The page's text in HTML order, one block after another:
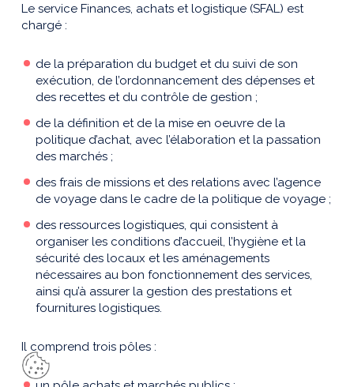
Le service Finances, achats et logistique (SFAL) est
chargé :
de la préparation du budget et du suivi de son
exécution, de l’ordonnancement des dépenses et
des recettes et du contrôle de gestion ;
de la définition et de la mise en oeuvre de la
politique d’achat, avec l’élaboration et la passation
des marchés ;
des frais de missions et des relations avec l’agence
de voyage dans le cadre de la politique de voyage ;
des ressources logistiques, qui consistent à
organiser les conditions d’accueil, l’hygiène et la
sécurité des locaux et les aménagements
nécessaires au bon fonctionnement des services,
ainsi qu’à assurer la gestion des prestations et
fournitures logistiques.
Il comprend trois pôles :